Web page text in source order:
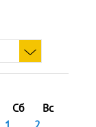
Сб
Вс
1
2